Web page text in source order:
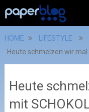
HOME LIFESTYLE
Heute schmelzen wir mal
Heute
mit